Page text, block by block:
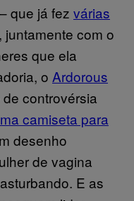
que já fez várias
juntamente com o
que ela
o Ardorous
controvérsia
camiseta para
desenho
de vagina
E as